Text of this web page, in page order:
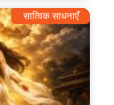
सात्विक साधनाएँ